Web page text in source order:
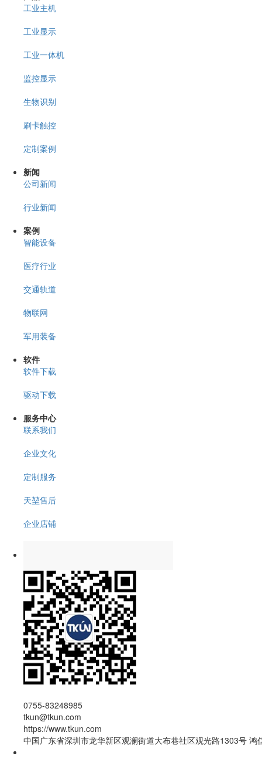
工业主机
工业显示
工业一体机
监控显示
生物识别
刷卡触控
定制案例
新闻
公司新闻
行业新闻
案例
智能设备
医疗行业
交通轨道
物联网
军用装备
软件
软件下载
驱动下载
服务中心
联系我们
企业文化
定制服务
天堃售后
企业店铺
0755-83248985
tkun@tkun.com
https://www.tkun.com
中国广东省深圳市龙华新区观澜街道大布巷社区观光路1303号 鸿